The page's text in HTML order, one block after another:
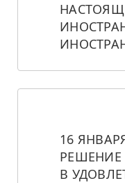
16
РЕШЕНИЕ
В